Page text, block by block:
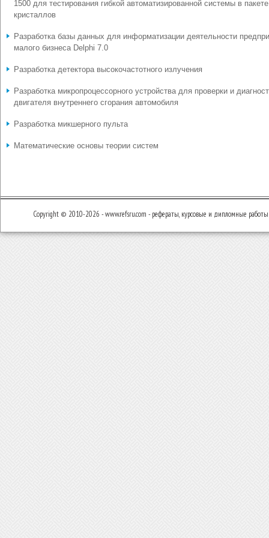
1500 для тестирования гибкой автоматизированной системы в пакете
кристаллов
Разработка базы данных для информатизации деятельности
малого бизнеса Delphi 7.0
Разработка детектора высокочастотного излучения
Разработка микропроцессорного устройства для проверки и
двигателя внутреннего сгорания автомобиля
Разработка микшерного пульта
Математические основы теории систем
Copyright © 2010-2026 - www.refsru.com - рефераты, курсовые и дипломные работы